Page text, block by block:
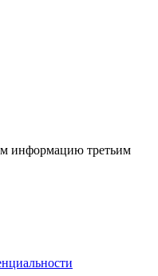
информацию третьим